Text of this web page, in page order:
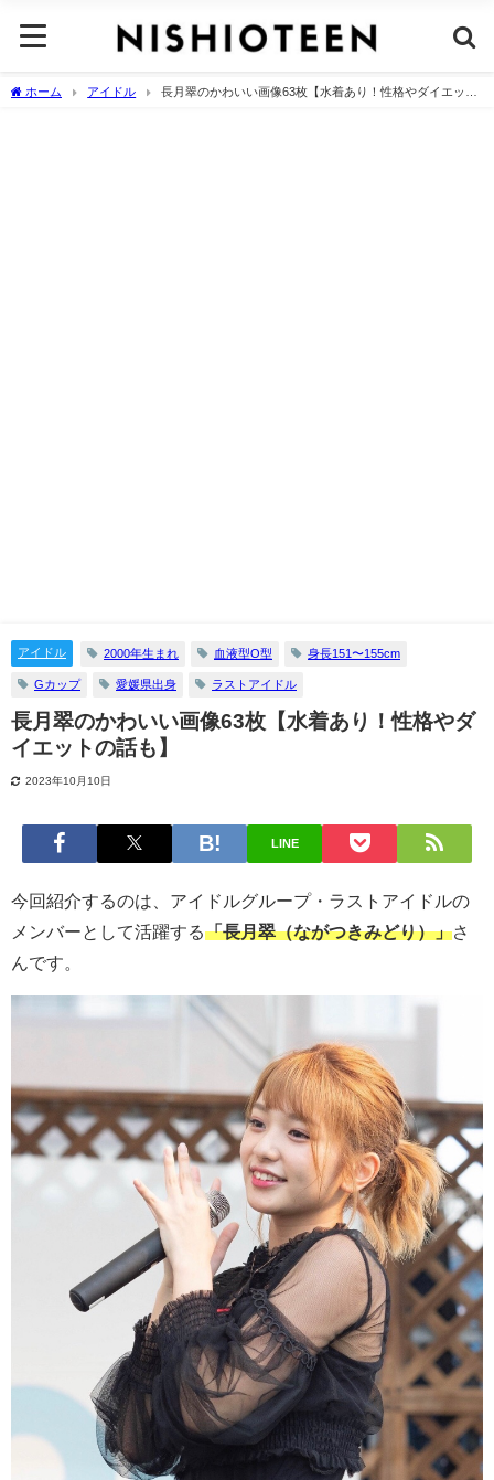
ホーム アイドル
長月翠のかわいい画像63枚【水着あり！性格やダイエット
アイドル 2000年生まれ 血液型O型 身長151〜155cm
Gカップ 愛媛県出身 ラストアイドル
長月翠のかわいい画像63枚【水着あり！性格やダ
イエットの話も】
2023年10月10日
LINE
今回紹介するのは、アイドルグループ・ラストアイドルの
メンバーとして活躍する「長月翠（ながつきみどり）」さ
んです。